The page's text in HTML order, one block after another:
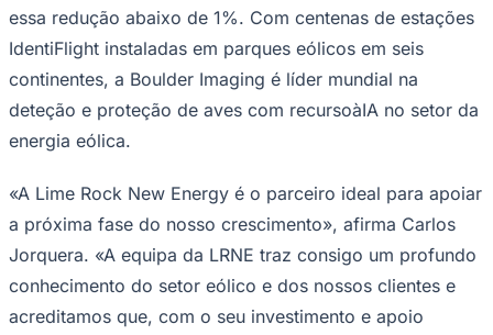
Brasileirão Série A
Brasileirão Série B
Paulistão
Copa do Brasil
Libertadores
Sul-Americana
Copa América
Champions League
La Liga
Mundial 2026
Times - Ir direto
essa redução abaixo de 1%. Com centenas de estações
IdentiFlight instaladas em parques eólicos em seis
continentes, a Boulder Imaging é líder mundial na
deteção e proteção de aves com recursoàIA no setor da
energia eólica.
«A Lime Rock New Energy é o parceiro ideal para apoiar
a próxima fase do nosso crescimento», afirma Carlos
Jorquera. «A equipa da LRNE traz consigo um profundo
conhecimento do setor eólico e dos nossos clientes e
acreditamos que, com o seu investimento e apoio